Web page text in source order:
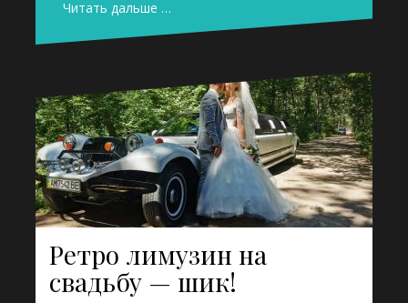
Читать дальше …
Ретро лимузин на
свадьбу — шик!